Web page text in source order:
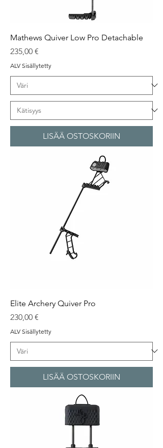
Mathews Quiver Low Pro Detachable
Hinta
235,00 €
ALV Sisällytetty
LISÄÄ OSTOSKORIIN
Elite Archery Quiver Pro
Hinta
230,00 €
ALV Sisällytetty
LISÄÄ OSTOSKORIIN